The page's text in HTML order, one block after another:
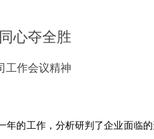
心夺全胜
作会议精神
的工作，分析研判了企业面临